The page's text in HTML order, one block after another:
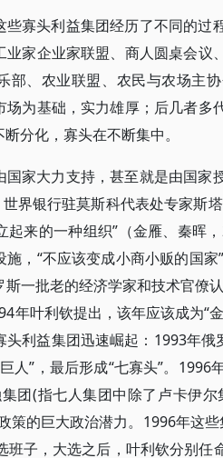
些寡头利益集团经历了不同的过
家企业家联盟、商人圆桌会议
部、农业联盟、农民与农场主
为基础，实力雄厚；后几者多
分化，寡头在不断集中。
国家大力支持，甚至就是由国家
界银行驻莫斯科代表处专家斯
起来的一种组织”（金雁、秦晖
，“不应该变成小商小贩的国
一批老的经济学家和技术官僚
年叶利钦提出，该年应该成为“
利益集团迅速崛起：1993年
人”，最后形成“七寡头”。
团(指七人集团中除了卢卡伊
策的巨大政治潜力。1996年这
班子，大选之后，叶利钦分别